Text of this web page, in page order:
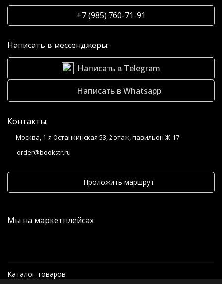
+7 (985) 760-71-91
Написать в мессенджеры:
Написать в Telegram
Написать в Whatsapp
Контакты:
Москва, 1-я Останкинская 53, 2 этаж, павильон Ж-17
order@bookstr.ru
Проложить маршрут
Мы на маркетплейсах
Каталог товаров